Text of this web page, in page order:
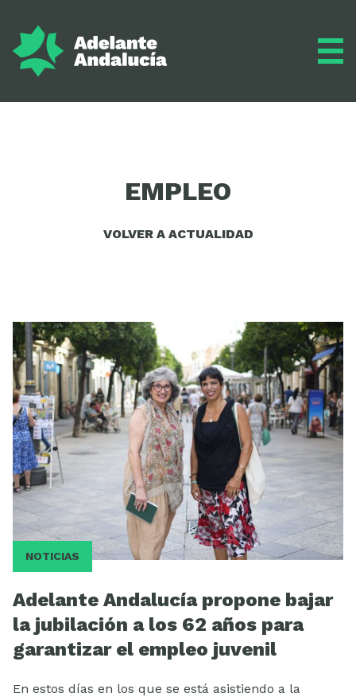
ESCUELA
EMPLEO
VOLVER A ACTUALIDAD
NOTICIAS
Adelante Andalucía propone bajar
la jubilación a los 62 años para
garantizar el empleo juvenil
En estos días en los que se está asistiendo a la